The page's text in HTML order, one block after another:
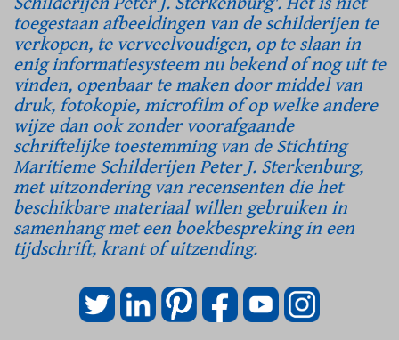
toegestaan afbeeldingen van de schilderijen te
verkopen, te verveelvoudigen, op te slaan in
enig informatiesysteem nu bekend of nog uit te
vinden, openbaar te maken door middel van
druk, fotokopie, microfilm of op welke andere
wijze dan ook zonder voorafgaande
schriftelijke toestemming van de Stichting
Maritieme Schilderijen Peter J. Sterkenburg,
met uitzondering van recensenten die het
beschikbare materiaal willen gebruiken in
samenhang met een boekbespreking in een
tijdschrift, krant of uitzending.